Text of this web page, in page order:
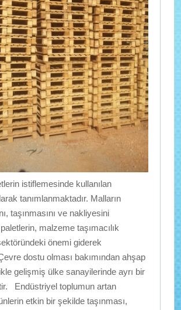
istiflemesinde kullanılan
tanımlanmaktadır. Malların
taşınmasını ve nakliyesini
malzeme taşımacılık
önemi giderek
dostu olması bakımından ahşap
gelişmiş ülke sanayilerinde ayrı bir
Endüstriyel toplumun artan
etkin bir şekilde taşınması,